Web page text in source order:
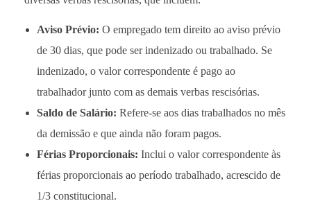
Aviso Prévio: O empregado tem direito ao aviso prévio
de 30 dias, que pode ser indenizado ou trabalhado. Se
indenizado, o valor correspondente é pago ao
trabalhador junto com as demais verbas rescisórias.
Saldo de Salário: Refere-se aos dias trabalhados no mês
da demissão e que ainda não foram pagos.
Férias Proporcionais: Inclui o valor correspondente às
férias proporcionais ao período trabalhado, acrescido de
1/3 constitucional.